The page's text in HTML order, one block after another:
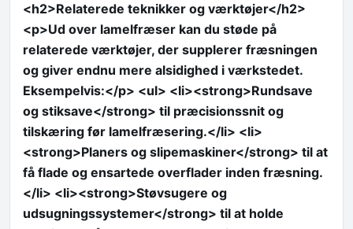
<h2>Relaterede teknikker og værktøjer</h2>
<p>Ud over lamelfræser kan du støde på
relaterede værktøjer, der supplerer fræsningen
og giver endnu mere alsidighed i værkstedet.
Eksempelvis:</p> <ul> <li><strong>Rundsave
og stiksave</strong> til præcisionssnit og
tilskæring før lamelfræsering.</li> <li>
<strong>Planers og slipemaskiner</strong> til at
få flade og ensartede overflader inden fræsning.
</li> <li><strong>Støvsugere og
udsugningssystemer</strong> til at holde